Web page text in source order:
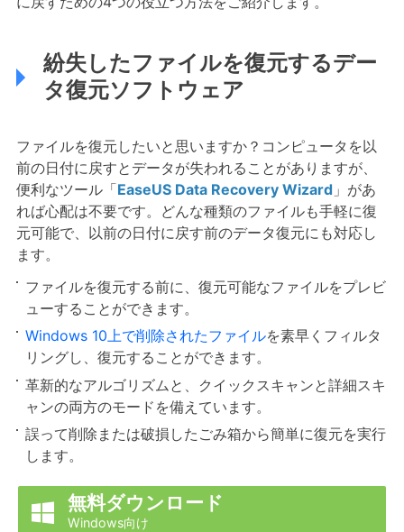
紛失したファイルを復元するデー
タ復元ソフトウェア
ファイルを復元したいと思いますか？コンピュータを以
前の日付に戻すとデータが失われることがありますが、
便利なツール「EaseUS Data Recovery Wizard」があ
れば心配は不要です。どんな種類のファイルも手軽に復
元可能で、以前の日付に戻す前のデータ復元にも対応し
ます。
ファイルを復元する前に、復元可能なファイルをプレビ
ューすることができます。
Windows 10上で削除されたファイルを素早くフィルタ
リングし、復元することができます。
革新的なアルゴリズムと、クイックスキャンと詳細スキ
ャンの両方のモードを備えています。
誤って削除または破損したごみ箱から簡単に復元を実行
します。
 無料ダウンロード
Windows向け